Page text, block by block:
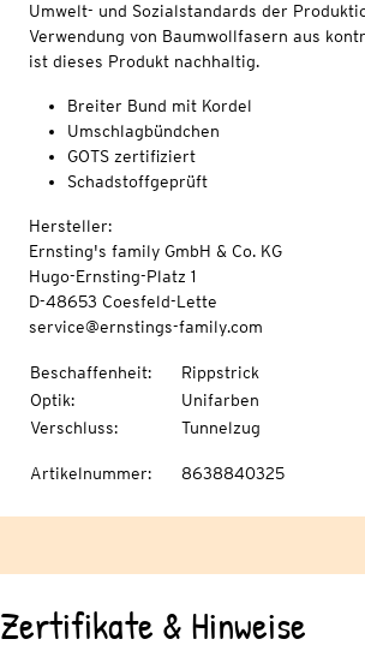
Umwelt- und Sozialstandards der
Verwendung von Baumwollfasern aus
ist dieses Produkt nachhaltig.
Breiter Bund mit Kordel
Umschlagbündchen
GOTS zertifiziert
Schadstoffgeprüft
Hersteller:
Ernsting's family GmbH & Co. KG
Hugo-Ernsting-Platz 1
D-48653 Coesfeld-Lette
service@ernstings-family.com
Beschaffenheit:
Rippstrick
Optik:
Unifarben
Verschluss: Tunnelzug
Artikelnummer: 8638840325
Zertifikate & Hinweise